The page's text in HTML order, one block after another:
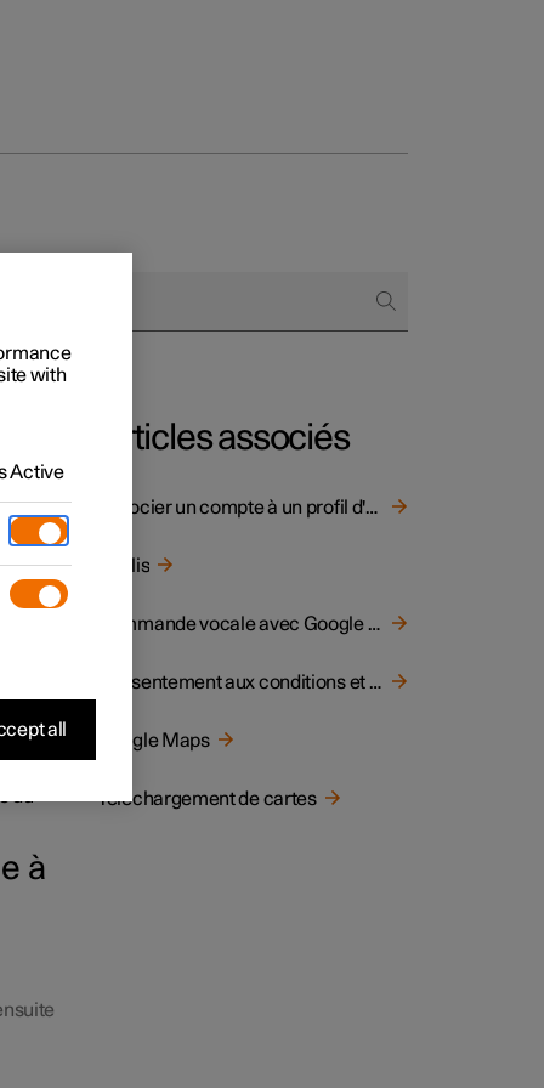
de financement
en nature
des
du
à
Articles associés
Associer un compte à un profil d'utilisateur
Applis
Commande vocale avec Google Gemini
Consentement aux conditions et à la collecte de données
Google Maps
Téléchargement de cartes
with
Active
all